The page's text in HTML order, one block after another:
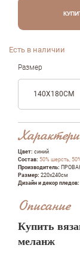
Есть в наличии
Размер
140Х180СМ
Цвет: синий
Состав: 50% шерсть,
Производитель:
Размер: 220х240см
Дизайн и декор пледов:
Описание
Купить
меланж